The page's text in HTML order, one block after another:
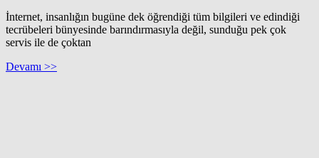
İnternet, insanlığın bugüne dek öğrendiği tüm bilgileri ve edindiği
tecrübeleri bünyesinde barındırmasıyla değil, sunduğu pek çok
servis ile de çoktan
Devamı >>